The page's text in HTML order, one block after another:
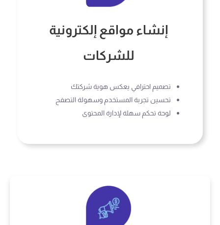
إنشاء مواقع إلكترونية
للشركات
تصميم احترافي يعكس هوية شركتك
تحسين تجربة المستخدم وسهولة التصفح
لوحة تحكم سهلة لإدارة المحتوى